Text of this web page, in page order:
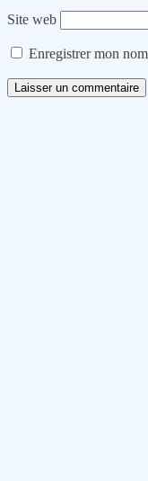
Site web
Enregistrer mon